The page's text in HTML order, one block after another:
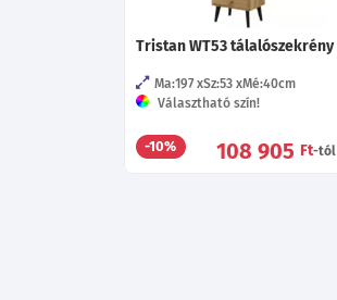
Tristan WT53 tálalószekrény
Ma:197 Sz:53 Mé:40cm
Választható szín!
-10% 108 905 Ft-tól